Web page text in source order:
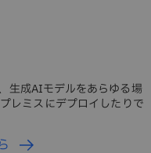
生成AIモデルをあらゆる場
レミスにデプロイしたりで